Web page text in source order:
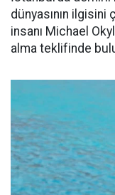
dünyasının
insanı Michael
alma teklifinde